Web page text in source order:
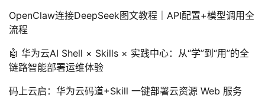
OpenClaw连接DeepSeek图文教程｜API配置+模型调用全
流程
🤖 华为云AI Shell × Skills × 实践中心：从“学”到“用”的全
链路智能部署运维体验
码上云启：华为云码道+Skill 一键部署云资源 Web 服务